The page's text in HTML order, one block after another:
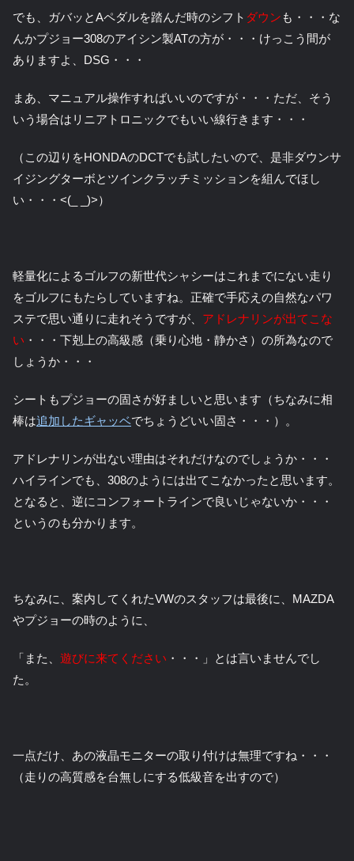
でも、ガバッとAペダルを踏んだ時のシフト ダウン も・・・な
んかプジョー308のアイシン製ATの方が・・・けっこう間が
ありますよ、DSG・・・
まあ、マニュアル操作すればいいのですが・・・ただ、そう
いう場合はリニアトロニックでもいい線行きます・・・
（この辺りをHONDAのDCTでも試したいので、是非ダウンサ
イジングターボとツインクラッチミッションを組んでほし
い・・・<(_ _)>）
軽量化によるゴルフの新世代シャシーはこれまでにない走り
をゴルフにもたらしていますね。正確で手応えの自然なパワ
ステで思い通りに走れそうですが、 アドレナリンが出てこな
い ・・・下剋上の高級感（乗り心地・静かさ）の所為なので
しょうか・・・
シートもプジョーの固さが好ましいと思います（ちなみに相
棒は追加したギャッベでちょうどいい固さ・・・）。
アドレナリンが出ない理由はそれだけなのでしょうか・・・
ハイラインでも、308のようには出てこなかったと思います。
となると、逆にコンフォートラインで良いじゃないか・・・
というのも分かります。
ちなみに、案内してくれたVWのスタッフは最後に、MAZDA
やプジョーの時のように、
「また、 遊びに来てください ・・・」とは言いませんでし
た。
一点だけ、あの液晶モニターの取り付けは無理ですね・・・
（走りの高質感を台無しにする低級音を出すので）